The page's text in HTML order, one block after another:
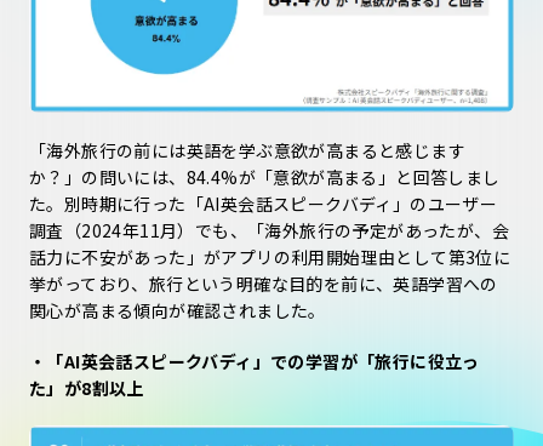
「海外旅行の前には英語を学ぶ意欲が高まると感じます
か？」の問いには、84.4%が「意欲が高まる」と回答しまし
た。別時期に行った「AI英会話スピークバディ」のユーザー
調査（2024年11月）でも、「海外旅行の予定があったが、会
話力に不安があった」がアプリの利用開始理由として第3位に
挙がっており、旅行という明確な目的を前に、英語学習への
関心が高まる傾向が確認されました。
・「AI英会話スピークバディ」での学習が「旅行に役立っ
た」が8割以上